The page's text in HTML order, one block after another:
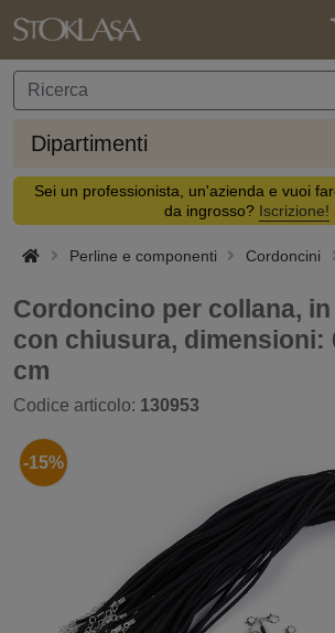
Dipartimenti
Sei un professionista, un'azienda e vuoi
da ingrosso? Iscrizione!
Perline e componenti Cordoncini
Cordoncino per collana,
con chiusura, dimensioni:
cm
Codice articolo: 130953
-15%